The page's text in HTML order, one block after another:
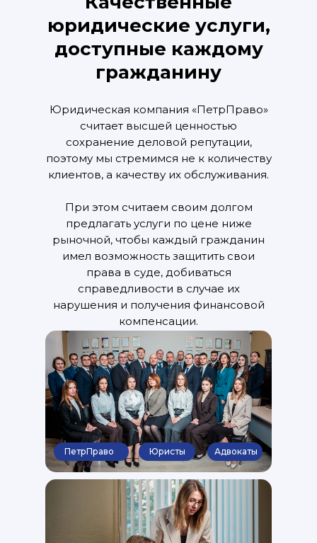
ПетрПраво Юристы Адвокаты
юридические услуги,
доступные каждому
гражданину
Юридическая компания «ПетрПраво»
считает высшей ценностью
сохранение деловой репутации,
поэтому мы стремимся не к количеству
клиентов, а качеству их обслуживания.
При этом считаем своим долгом
предлагать услуги по цене ниже
рыночной, чтобы каждый гражданин
имел возможность защитить свои
права в суде, добиваться
справедливости в случае их
нарушения и получения финансовой
компенсации.